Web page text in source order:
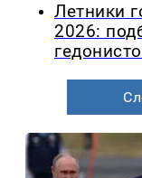
Летники
2026: